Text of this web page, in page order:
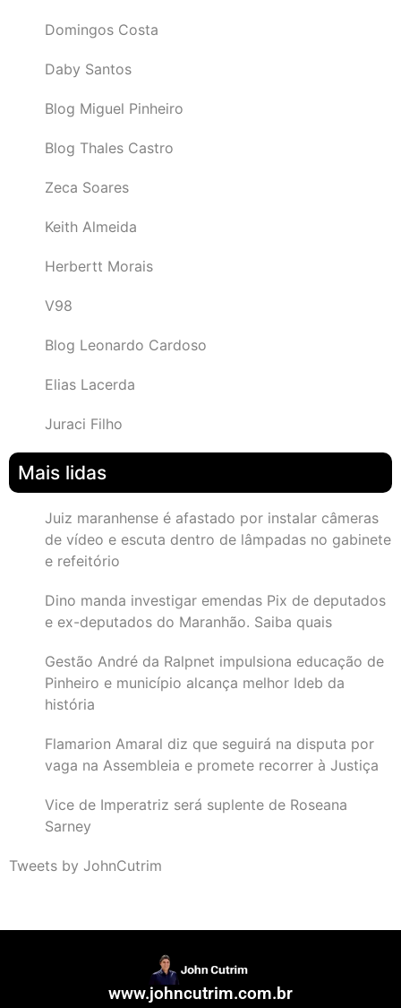
Domingos Costa
Daby Santos
Blog Miguel Pinheiro
Blog Thales Castro
Zeca Soares
Keith Almeida
Herbertt Morais
V98
Blog Leonardo Cardoso
Elias Lacerda
Juraci Filho
Mais lidas
Juiz maranhense é afastado por instalar câmeras
de vídeo e escuta dentro de lâmpadas no gabinete
e refeitório
Dino manda investigar emendas Pix de deputados
e ex-deputados do Maranhão. Saiba quais
Gestão André da Ralpnet impulsiona educação de
Pinheiro e município alcança melhor Ideb da
história
Flamarion Amaral diz que seguirá na disputa por
vaga na Assembleia e promete recorrer à Justiça
Vice de Imperatriz será suplente de Roseana
Sarney
Tweets by JohnCutrim
www.johncutrim.com.br